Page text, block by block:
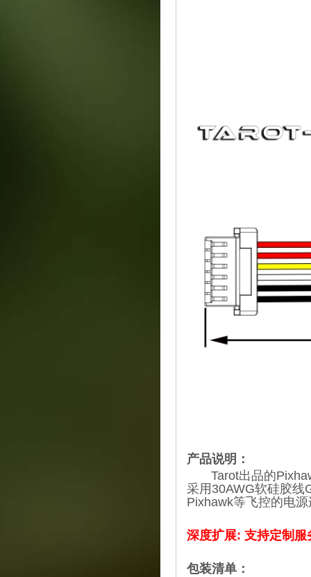
产品说明：
Tarot出品的
采用30AWG软硅胶线
Pixhawk等飞控的电
深度扩展: 支持定制
包装清单：